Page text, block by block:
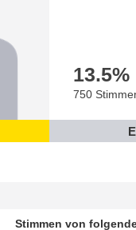
13.5%
750
Stimmen von